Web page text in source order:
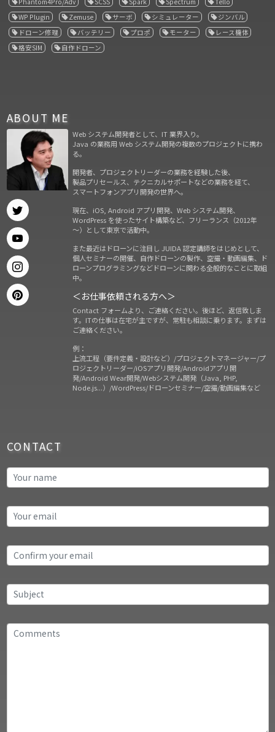
WP Plugin
Zemuse サーボ シミュレーター
ジンバル
ドローン修理
バッテリー プロポ モーター
レース機体
格安SIM
自作ドローン
ABOUT ME
Web システム開発者として、IT 業界入り。
Java の業務用 Web システム開発の複数のプロジェクトに携わ
る。
開発者、プロジェクトリーダーの業務を経験した後、
製品プリセールス、テクニカルサポートなどの業務を経て、
スマートフォンアプリ開発の世界へ。
現在、iOS, Android アプリ開発、Web システム開発、
WordPress を使ったサイト構築など、フリーランス（2012年
～）として東京で活動中。
また最近はドローンに注目し JUIDA 認定講師をはじめとして、
個人セミナーの開催、自作ドローンの製作、空撮・動画編集、ド
ローンプログラミングなどドローンに関わる全般的なことに取組
中。
＜お仕事依頼される方へ＞
Contact フォームより、ご連絡ください。後ほど、返信致しま
す。ITの仕事は在宅が主ですが、常駐も相談に乗ります。まずは
ご連絡ください。
例：
上流工程（要件定義・設計など）/プロジェクトマネージャー/プ
ロジェクトリーダー/iOSアプリ開発/Androidアプリ開
発/Android Wear開発/Webシステム開発（Java, PHP,
Node.js...）/WordPress/ドローンセミナー/空撮/動画編集など
CONTACT